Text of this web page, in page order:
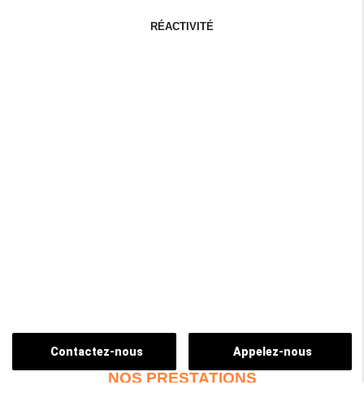
RÉACTIVITÉ
NOS PRESTATIONS
Appelez-nous
Contactez-nous